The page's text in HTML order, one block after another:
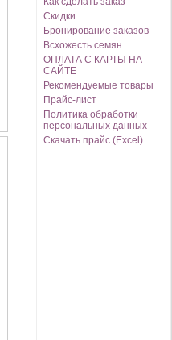
Скидки
Бронирование заказов
Всхожесть семян
ОПЛАТА С КАРТЫ НА
САЙТЕ
Рекомендуемые товары
Прайс-лист
Политика обработки
персональных данных
Скачать прайс (Excel)